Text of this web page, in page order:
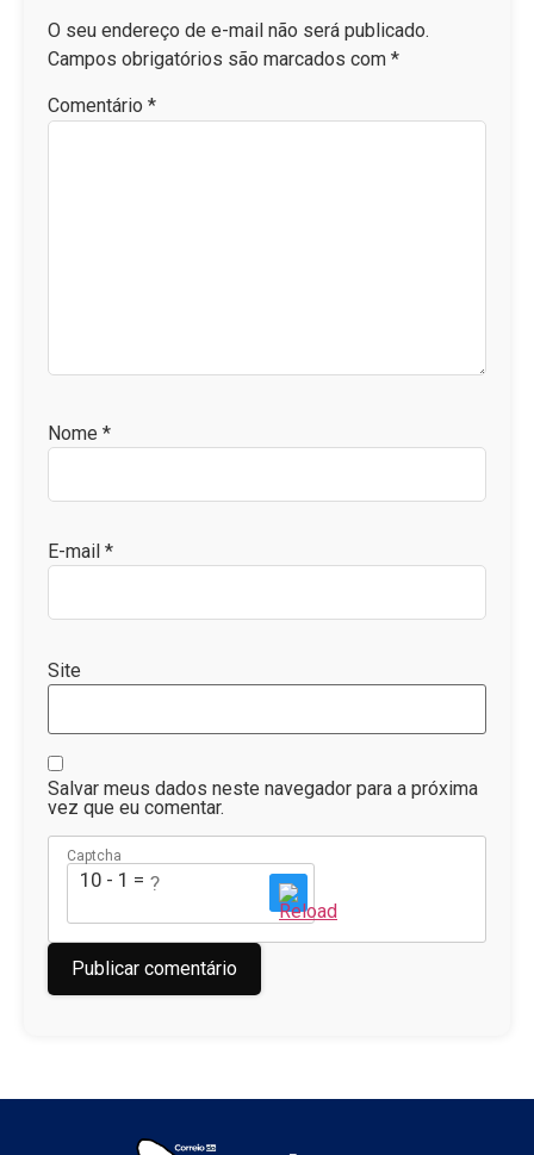
O seu endereço de e-mail não será publicado.
Campos obrigatórios são marcados com *
Comentário *
Nome *
E-mail *
Site
Salvar meus dados neste navegador para a próxima
vez que eu comentar.
Captcha
10 - 1 = ?